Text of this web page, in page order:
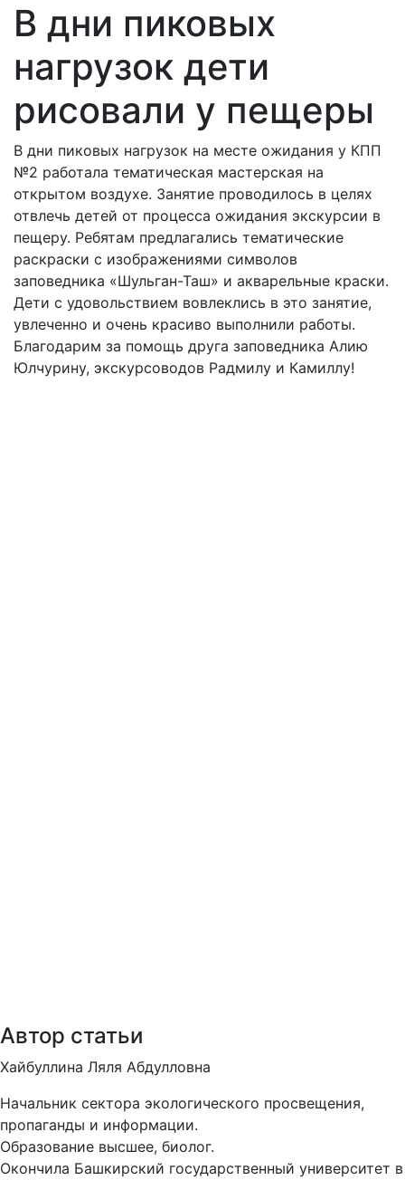
В дни пиковых
нагрузок дети
рисовали у пещеры
В дни пиковых нагрузок на месте ожидания у КПП
№2 работала тематическая мастерская на
открытом воздухе. Занятие проводилось в целях
отвлечь детей от процесса ожидания экскурсии в
пещеру. Ребятам предлагались тематические
раскраски с изображениями символов
заповедника «Шульган-Таш» и акварельные краски.
Дети с удовольствием вовлеклись в это занятие,
увлеченно и очень красиво выполнили работы.
Благодарим за помощь друга заповедника Алию
Юлчурину, экскурсоводов Радмилу и Камиллу!
Автор статьи
Хайбуллина Ляля Абдулловна
Начальник сектора экологического просвещения,
пропаганды и информации.
Образование высшее, биолог.
Окончила Башкирский государственный университет в